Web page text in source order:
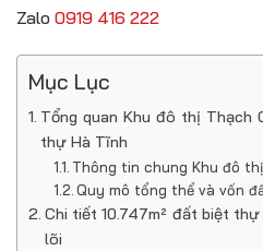
Zalo 0919 416 222
Mục Lục
Tổng quan Khu đô thị Thạch
thự Hà Tĩnh
Thông tin chung Khu đô
Quy mô tổng thể và vốn
Chi tiết 10.747m² đất biệt
lõi